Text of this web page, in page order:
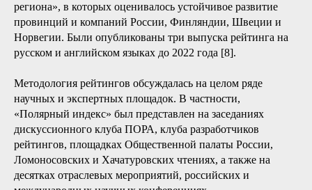
региона», в которых оценивалось устойчивое развитие
провинций и компаний России, Финляндии, Швеции и
Норвегии. Были опубликованы три выпуска рейтинга на
русском и английском языках до 2022 года [8].
Методология рейтингов обсуждалась на целом ряде
научных и экспертных площадок. В частности,
«Полярный индекс» был представлен на заседаниях
дискуссионного клуба ПОРА, клуба разработчиков
рейтингов, площадках Общественной палаты России,
Ломоносовских и Хачатуровских чтениях, а также на
десятках отраслевых мероприятий, российских и